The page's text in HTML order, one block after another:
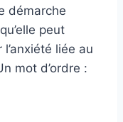
démarche
peut
liée au
mot d’ordre :